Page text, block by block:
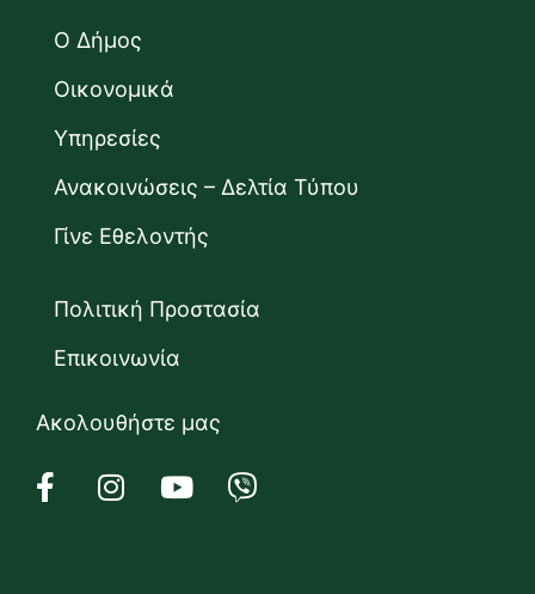
Ο Δήμος
Οικονομικά
Υπηρεσίες
Ανακοινώσεις – Δελτία Τύπου
Γίνε Εθελοντής
Πολιτική Προστασία
Επικοινωνία
Ακολουθήστε μας